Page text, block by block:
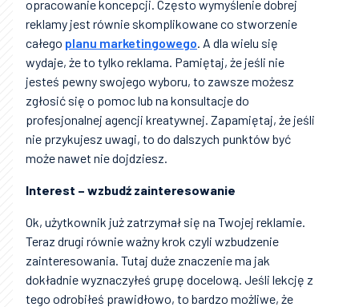
opracowanie koncepcji. Często wymyślenie dobrej
reklamy jest równie skomplikowane co stworzenie
całego planu marketingowego. A dla wielu się
wydaje, że to tylko reklama. Pamiętaj, że jeśli nie
jesteś pewny swojego wyboru, to zawsze możesz
zgłosić się o pomoc lub na konsultacje do
profesjonalnej agencji kreatywnej. Zapamiętaj, że jeśli
nie przykujesz uwagi, to do dalszych punktów być
może nawet nie dojdziesz.
Interest – wzbudź zainteresowanie
Ok, użytkownik już zatrzymał się na Twojej reklamie.
Teraz drugi równie ważny krok czyli wzbudzenie
zainteresowania. Tutaj duże znaczenie ma jak
dokładnie wyznaczyłeś grupę docelową. Jeśli lekcję z
tego odrobiłeś prawidłowo, to bardzo możliwe, że